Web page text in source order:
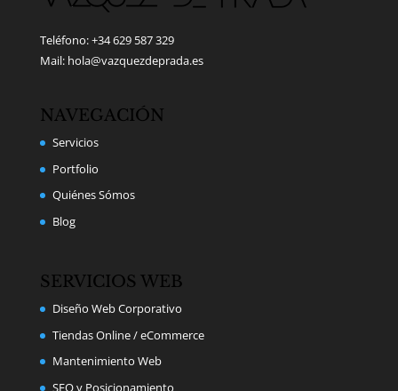
Teléfono: +34 629 587 329
Mail: hola@vazquezdeprada.es
NAVEGACIÓN
Servicios
Portfolio
Quiénes Sómos
Blog
SERVICIOS WEB
Diseño Web Corporativo
Tiendas Online / eCommerce
Mantenimiento Web
SEO y Posicionamiento